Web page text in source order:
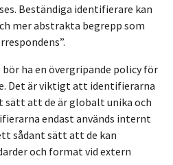
Beständiga identifierare kan
mer abstrakta begrepp som
ha en övergripande policy för
Det är viktigt att identifierarna
sätt att de är globalt unika och
endast används internt
sådant sätt att de kan
och format vid extern